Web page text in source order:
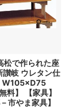
松で作られた座
岐 ウレタン仕
W105×D75
料】 【家具】
市やま家具】